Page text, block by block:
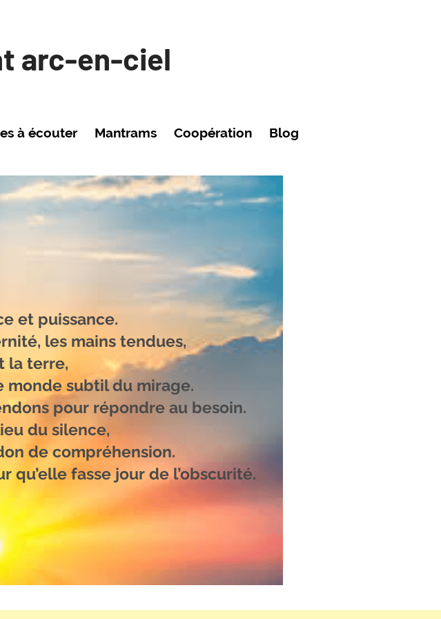
arc-en-ciel
à écouter Mantrams Coopération Blog
et puissance.
les mains tendues,
la terre,
monde subtil du mirage.
pour répondre au besoin.
du silence,
de compréhension.
fasse jour de l’obscurité.